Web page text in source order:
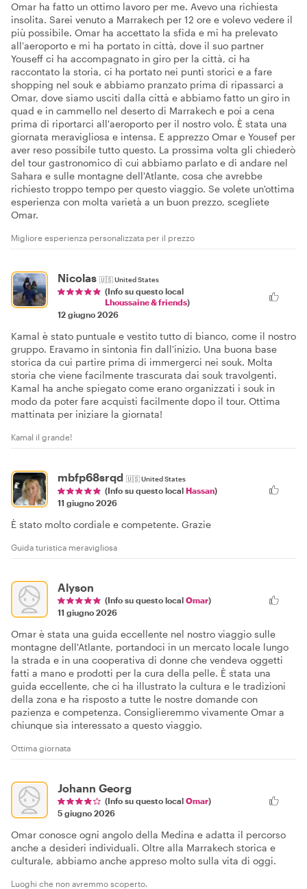
Omar ha fatto un ottimo lavoro per me. Avevo una richiesta
insolita. Sarei venuto a Marrakech per 12 ore e volevo vedere il
più possibile. Omar ha accettato la sfida e mi ha prelevato
all'aeroporto e mi ha portato in città, dove il suo partner
Youseff ci ha accompagnato in giro per la città, ci ha
raccontato la storia, ci ha portato nei punti storici e a fare
shopping nel souk e abbiamo pranzato prima di ripassarci a
Omar, dove siamo usciti dalla città e abbiamo fatto un giro in
quad e in cammello nel deserto di Marrakech e poi a cena
prima di riportarci all'aeroporto per il nostro volo. È stata una
giornata meravigliosa e intensa. E apprezzo Omar e Yousef per
aver reso possibile tutto questo. La prossima volta gli chiederò
del tour gastronomico di cui abbiamo parlato e di andare nel
Sahara e sulle montagne dell'Atlante, cosa che avrebbe
richiesto troppo tempo per questo viaggio. Se volete un'ottima
esperienza con molta varietà a un buon prezzo, scegliete
Omar.
Migliore esperienza personalizzata per il prezzo
Nicolas 🇺🇸United States
(Info su questo local
Lhoussaine & friends)
12 giugno 2026
Kamal è stato puntuale e vestito tutto di bianco, come il nostro
gruppo. Eravamo in sintonia fin dall'inizio. Una buona base
storica da cui partire prima di immergerci nei souk. Molta
storia che viene facilmente trascurata dai souk travolgenti.
Kamal ha anche spiegato come erano organizzati i souk in
modo da poter fare acquisti facilmente dopo il tour. Ottima
mattinata per iniziare la giornata!
Kamal il grande!
mbfp68srqd 🇺🇸United States
(Info su questo local Hassan)
11 giugno 2026
È stato molto cordiale e competente. Grazie
Guida turistica meravigliosa
Alyson
(Info su questo local Omar)
11 giugno 2026
Omar è stata una guida eccellente nel nostro viaggio sulle
montagne dell'Atlante, portandoci in un mercato locale lungo
la strada e in una cooperativa di donne che vendeva oggetti
fatti a mano e prodotti per la cura della pelle. È stata una
guida eccellente, che ci ha illustrato la cultura e le tradizioni
della zona e ha risposto a tutte le nostre domande con
pazienza e competenza. Consiglieremmo vivamente Omar a
chiunque sia interessato a questo viaggio.
Ottima giornata
Johann Georg
(Info su questo local Omar)
5 giugno 2026
Omar conosce ogni angolo della Medina e adatta il percorso
anche a desideri individuali. Oltre alla Marrakech storica e
culturale, abbiamo anche appreso molto sulla vita di oggi.
Luoghi che non avremmo scoperto.